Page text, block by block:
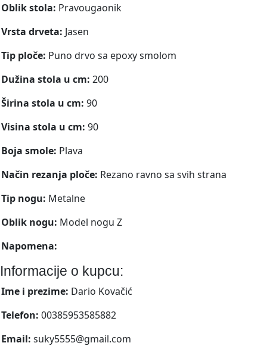
Oblik stola: Pravougaonik
Vrsta drveta: Jasen
Tip ploče: Puno drvo sa epoxy smolom
Dužina stola u cm: 200
Širina stola u cm: 90
Visina stola u cm: 90
Boja smole: Plava
Način rezanja ploče: Rezano ravno sa svih strana
Tip nogu: Metalne
Oblik nogu: Model nogu Z
Napomena:
Informacije o kupcu:
Ime i prezime: Dario Kovačić
Telefon: 00385953585882
Email: suky5555@gmail.com